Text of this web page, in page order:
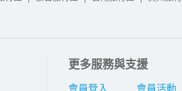
更多服務與支援
會員登入 會員活動